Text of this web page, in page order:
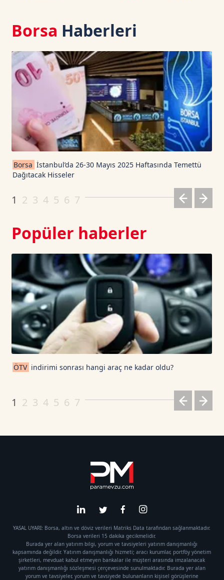
Ripple TetherUS 1.0243
USD Coin TetherUS 1.0005 -0.02
1.0003 0
TRON TetherUS 0.3273 0.12
Cardano TetherUS 0.201 -0.64
Borsa Haberleri
Borsa İstanbul’da 26-30 Mayıs 2025 Haftasında Temettü
Dağıtacak Hisseler
1 2 3 4 5 6 7
Popüler haberler
ÖTV indirimi sonrası hangi araç ne kadar oldu?
1 2 3 4 5 6 7
YASAL UYARI: Borsa, altın ve döviz verileri Matriks Data tarafından sağlanmaktadır.
Borsa verileri 15 dakika gecikmelidir.
Burada yer alan yatırım bilgi, yorum ve tavsiyeleri yatırım danışmanlığı
kapsamında değildir. Yatırım danışmanlığı hizmeti; aracı kurumlar, portföy yönetim
şirketleri, mevduat kabul etmeyen bankalar ile müşteri arasında imzalanacak
yatırım danışmanlığı sözleşmesi çerçevesinde sunulmaktadır. Burada yer alan
yorum ve tavsiyeler, yorum ve tavsiyede bulunanların kişisel görüşlerine